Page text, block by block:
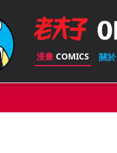
漫畫COMICS 關於